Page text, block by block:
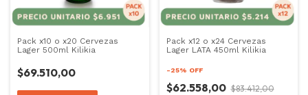
Pack x10 o x20 Cervezas
Lager 500ml Kilikia
$69.510,00
Pack x12 o x24 Cervezas
Lager LATA 450ml Kilikia
-25% OFF
$62.558,00 $83.412,00